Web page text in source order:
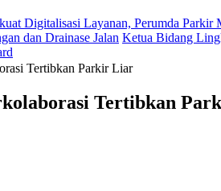
Digitalisasi Layanan, Perumda
dan Drainase Jalan Ketua Bidang
Tertibkan Parkir Liar
Tertibkan